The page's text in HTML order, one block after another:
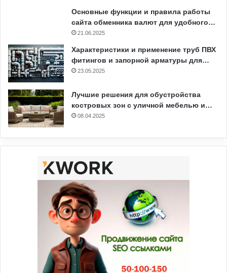
Основные функции и правила работы
сайта обменника валют для удобного…
21.06.2025
Характеристики и применение труб ПВХ
фитингов и запорной арматуры для…
23.05.2025
Лучшие решения для обустройства
костровых зон с уличной мебелью и…
08.04.2025